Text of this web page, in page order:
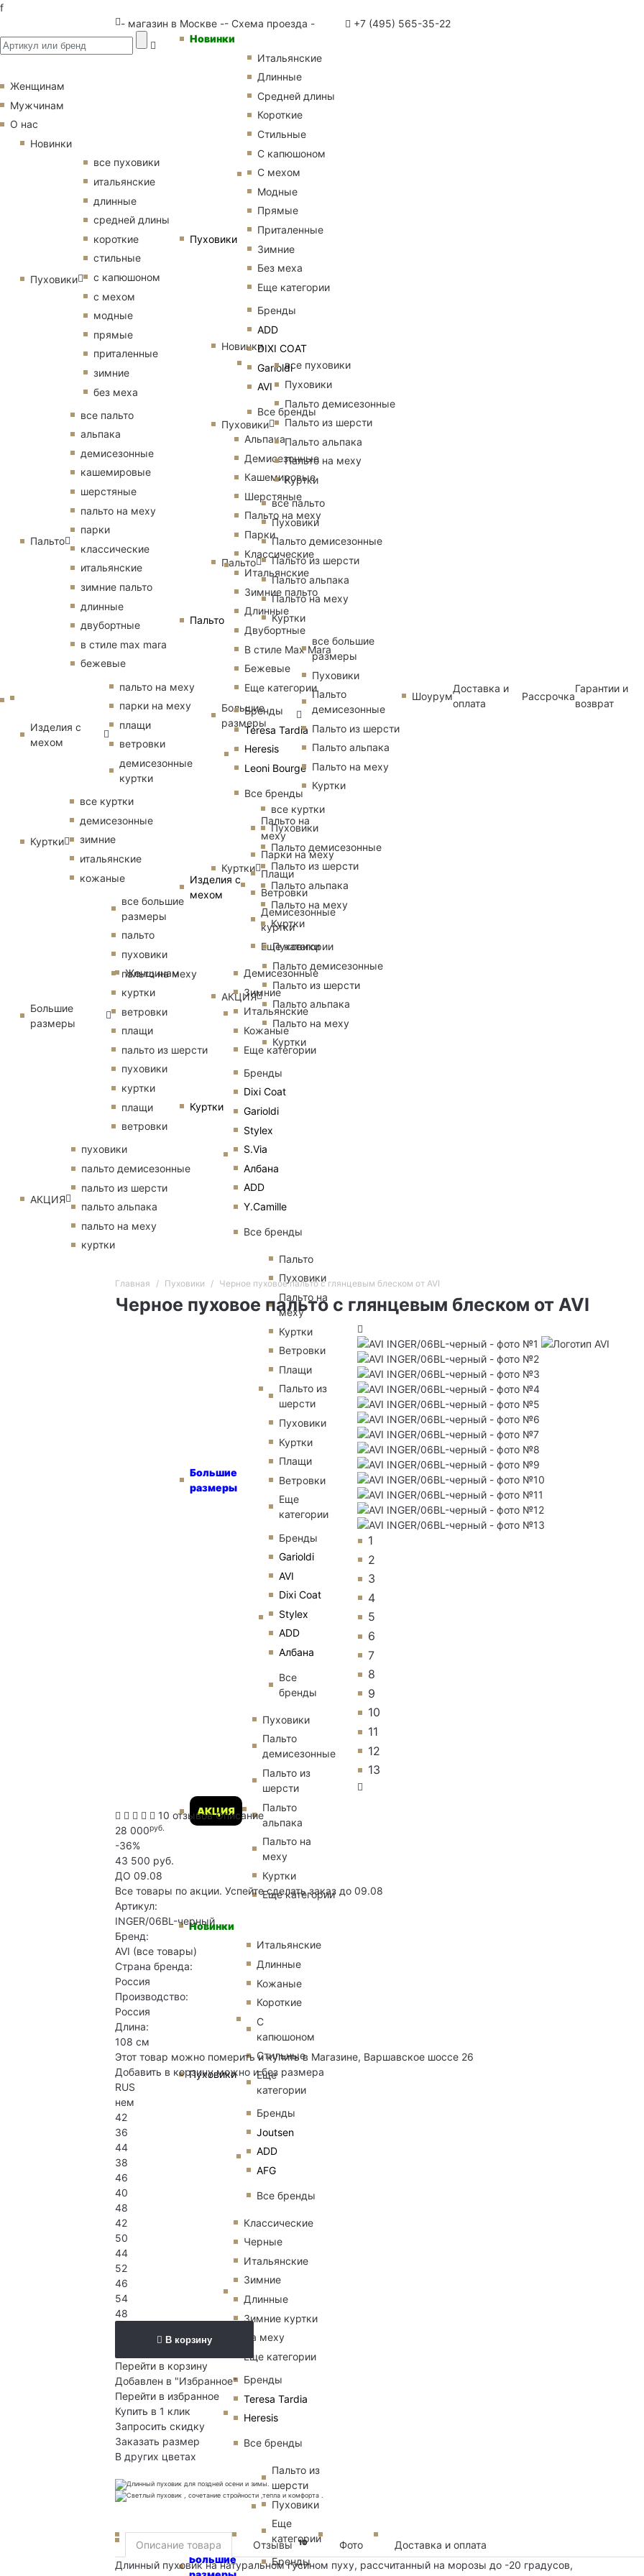
f
- магазин в Москве -- Схема проезда - +7 (495) 565-35-22
Женщинам
Новинки
Пуховики
Итальянские
Длинные
Средней длины
Короткие
Стильные
С капюшоном
С мехом
Модные
Прямые
Приталенные
Зимние
Без меха
Еще категории
Бренды
ADD
DIXI COAT
Garioldi
AVI
Все бренды
Пальто
Альпака
Демисезонные
Кашемировые
Шерстяные
Пальто на меху
Парки
Классические
Итальянские
Зимние пальто
Длинные
Двубортные
В стиле Max Mara
Бежевые
Еще категории
Бренды
Teresa Tardia
Heresis
Leoni Bourge
Все бренды
Изделия с
мехом
Пальто на
меху
Парки на меху
Плащи
Ветровки
Демисезонные
куртки
Еще категории
Куртки
Демисезонные
Зимние
Итальянские
Кожаные
Еще категории
Бренды
Dixi Coat
Garioldi
Stylex
S.Via
Албана
ADD
Y.Camille
Все бренды
Большие
размеры
Пальто
Пуховики
Пальто на
меху
Куртки
Ветровки
Плащи
Пальто из
шерсти
Пуховики
Куртки
Плащи
Ветровки
Еще
категории
Бренды
Garioldi
AVI
Dixi Coat
Stylex
ADD
Албана
Все
бренды
АКЦИЯ
Пуховики
Пальто
демисезонные
Пальто из
шерсти
Пальто
альпака
Пальто на
меху
Куртки
Еще категории
Мужчинам
Новинки
Пуховики
Итальянские
Длинные
Кожаные
Короткие
С
капюшоном
Стильные
Еще
категории
Бренды
Joutsen
ADD
AFG
Все бренды
Пальто
Классические
Черные
Итальянские
Зимние
Длинные
Зимние куртки
На меху
Еще категории
Бренды
Teresa Tardia
Heresis
Все бренды
Большие
Пальто из
шерсти
Пуховики
Еще
категории
Бренды
Женщинам
Мужчинам
О нас
Новинки
Пуховики
все пуховики
итальянские
длинные
средней длины
короткие
стильные
с капюшоном
с мехом
модные
прямые
приталенные
зимние
без меха
Пальто
все пальто
альпака
демисезонные
кашемировые
шерстяные
пальто на меху
парки
классические
итальянские
зимние пальто
длинные
двубортные
в стиле max mara
бежевые
Изделия с
мехом
пальто на меху
парки на меху
плащи
ветровки
демисезонные
куртки
Куртки
все куртки
демисезонные
зимние
итальянские
кожаные
Большие
размеры
все большие
размеры
пальто
пуховики
пальто на меху
куртки
ветровки
плащи
пальто из шерсти
пуховики
куртки
плащи
ветровки
АКЦИЯ
пуховики
пальто демисезонные
пальто из шерсти
пальто альпака
пальто на меху
куртки
Новинки
Пуховики
все пуховики
Пуховики
Пальто демисезонные
Пальто из шерсти
Пальто альпака
Пальто на меху
Куртки
Пальто
все пальто
Пуховики
Пальто демисезонные
Пальто из шерсти
Пальто альпака
Пальто на меху
Куртки
Большие
размеры
все большие
размеры
Пуховики
Пальто
демисезонные
Пальто из шерсти
Пальто альпака
Пальто на меху
Куртки
Куртки
все куртки
Пуховики
Пальто демисезонные
Пальто из шерсти
Пальто альпака
Пальто на меху
Куртки
АКЦИЯ
Пуховики
Пальто демисезонные
Пальто из шерсти
Пальто альпака
Пальто на меху
Куртки
Шоурум
Доставка и
оплата
Рассрочка
Гарантии и
возврат
Главная Пуховики Черное пуховое пальто с глянцевым блеском от AVI
Черное пуховое пальто с глянцевым блеском от AVI
1
2
3
4
5
6
7
8
9
10
11
12
13
10 отзывов Описание
28 000руб.
-36%
43 500 руб.
ДО 09.08
Все товары по акции. Успейте сделать заказ до 09.08
Артикул:
INGER/06BL-черный
Бренд:
AVI (все товары)
Страна бренда:
Россия
Производство:
Россия
Длина:
108 см
Этот товар можно померить и купить в Магазине, Варшавское шоссе 26
Добавить в корзину можно и без размера
RUS
нем
42
36
44
38
46
40
48
42
50
44
52
46
54
48
В корзину
Перейти в корзину
Добавлен в "Избранное"
Перейти в избранное
Купить в 1 клик
Запросить скидку
Заказать размер
В других цветах
Описание товара Отзывы 10 Фото
Доставка и оплата
Длинный пуховик на натуральном гусином пуху, рассчитанный на морозы до -20 градусов,